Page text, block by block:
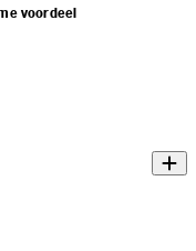
voordeel